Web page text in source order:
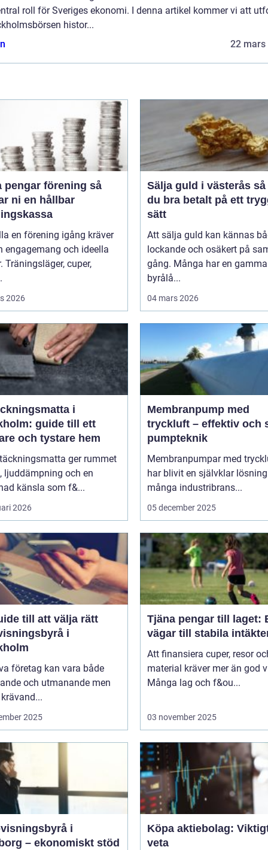
roll för Sveriges ekonomi. I denna artikel kommer vi att
histor...
22 mars
förening så
ni en hållbar
en förening igång kräver
engagemang och ideella
Träningsläger, cuper,
2026
Sälja guld i västerås så får
du bra betalt på ett
sätt
Att sälja guld kan kännas
lockande och osäkert på
gång. Många har en
byrålå...
04 mars 2026
i
guide till ett
och tystare hem
ger rummet
ljuddämpning och en
känsla som f&...
2026
Membranpump med
tryckluft – effektiv och
pumpteknik
Membranpumpar med
har blivit en självklar
många industribrans...
05 december 2025
till att välja rätt
i
företag kan vara både
och utmanande men
2025
Tjäna pengar till laget:
vägar till stabila
Att finansiera cuper, resor
material kräver mer än god
Många lag och f&ou...
03 november 2025
i
– ekonomiskt stöd
Köpa aktiebolag:
veta